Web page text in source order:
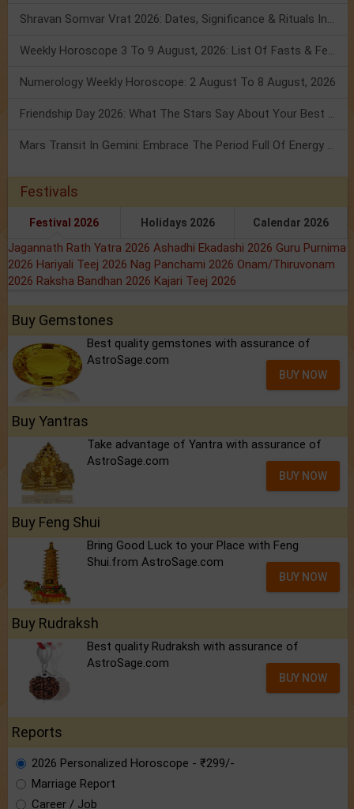
Shravan Somvar Vrat 2026: Dates, Significance & Rituals In August
Weekly Horoscope 3 To 9 August, 2026: List Of Fasts & Festivals
Numerology Weekly Horoscope: 2 August To 8 August, 2026
Friendship Day 2026: What The Stars Say About Your Best Friend!
Mars Transit In Gemini: Embrace The Period Full Of Energy & Intelligence
Festivals
Festival 2026 Holidays 2026 Calendar 2026
Jagannath Rath Yatra 2026 Ashadhi Ekadashi 2026 Guru Purnima
2026 Hariyali Teej 2026 Nag Panchami 2026 Onam/Thiruvonam
2026 Raksha Bandhan 2026 Kajari Teej 2026
Buy Gemstones
Best quality gemstones with assurance of
AstroSage.com
BUY NOW
Buy Yantras
Take advantage of Yantra with assurance of
AstroSage.com
BUY NOW
Buy Feng Shui
Bring Good Luck to your Place with Feng
Shui.from AstroSage.com
BUY NOW
Buy Rudraksh
Best quality Rudraksh with assurance of
AstroSage.com
BUY NOW
Reports
2026 Personalized Horoscope - ₹299/-
Marriage Report
Career / Job